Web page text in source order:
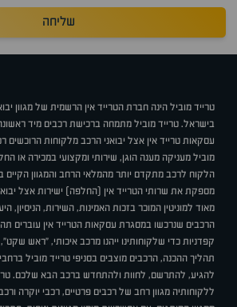
שליחה
טרייד מוביל הינה חברת הטרייד אין הרשמית של מגוון
בישראל. טרייד מוביל מתמחה ברכישת רכבים מיד
עסקאות טרייד אין אצל יבואני הרכב מלקוחות
מוביל מעניקה מענה הוגן, שירותי ומקצועי במכירה או
הלקוח לרכב מתקדם יותר מהמלאי הרחב והמגוון הקיים
מספקת את שרותי הטרייד אין (החלפה) ישירות אצל
מאוד למוניטין המוכר בזכות האמינות, השירות, הניסיון,
הרכבים שנרכשו במסגרת עסקאות הטרייד אין עוברים
קפדניות כדי שלקוחותינו ייהנו מרכב איכותי, "ראש
תהליך ההכנה, הרכבים מוצבים בסניפי טרייד מוביל
להגיע, להתרשם, לחוות ולהתחדש ברכב הבא שלכם.
ללקוחותיה מגוון רחב של רכבים פרטיים, רכבי יוקרה